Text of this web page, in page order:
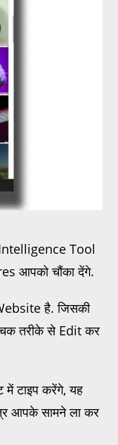
Tool
आपको चौंका देंगे.
है. जिसकी
तरीके से Edit कर
टाइप करेंगे, यह
आपके सामने ला कर